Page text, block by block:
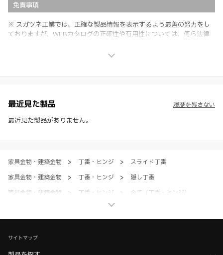
免責事項
※ スガツネ工業では、正確な製品情報を表示するよう最善の努力をし
ておりますが、WEBカタログの正確性や有用性については、何ら法律
社製品の使用ご検討、又は販売促進目的の利用に限ります。
※ 本WEBサイト製品情報のご利用にあたっては、WEBサイト利用規
約、プライバシーポリシー、製品情報ガイドをご確認いただき、内容の
最近見た製品
最近見た製品がありません。
履歴を残さない
家具金物・建築金物 > 丁番・ヒンジ >
スライド丁番
家具金物・建築金物
> 丁番・ヒンジ >
隠し丁番
家具金物・建築金物
> 丁番・ヒンジ >
全て（丁番・ヒンジ）
> その他（格納ベッド・装飾パネル・ベアリングなど）
サイトマップ